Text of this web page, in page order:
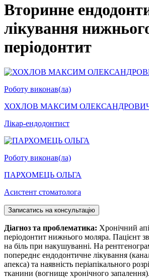
Вторинне
лікування
періодонтит
Роботу виконав(ла)
ХОХЛОВ МАКСИМ
Лікар-ендодонтист
Роботу виконав(ла)
ПАРХОМЕЦЬ ОЛЬГА
Асистент стоматолога
Записатись на консультацію
Діагноз та проблематика: Хронічний
періодонтит нижнього моляра. Пацієнт
на біль при накушуванні. На
попереднє ендодонтичне лікування
апекса) та наявність періапікального
тканини (вогнище хронічного запалення).